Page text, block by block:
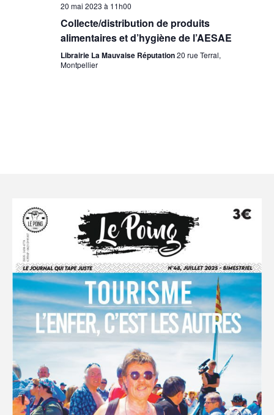
20 mai 2023 à 11h00
Collecte/distribution de produits
alimentaires et d’hygiène de l’AESAE
Librairie La Mauvaise Réputation20 rue Terral,
Montpellier